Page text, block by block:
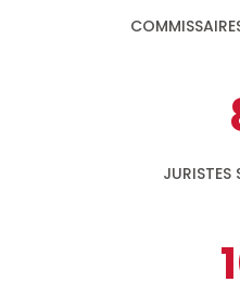
JURISTES